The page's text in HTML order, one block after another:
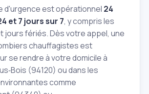
d'urgence est opérationnel 24
et 7 jours sur 7, y compris les
jours fériés. Dès votre appel, une
chauffagistes est
se rendre à votre domicile à
(94120) ou dans les
comme